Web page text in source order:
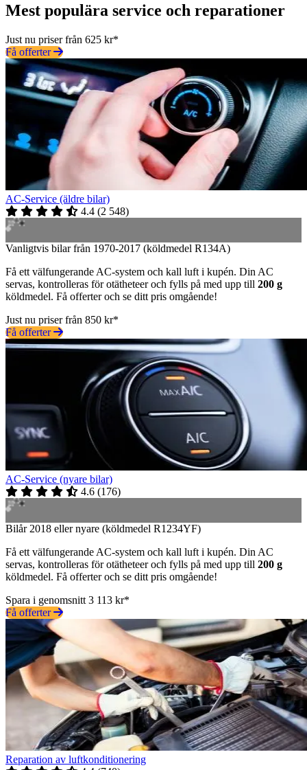
Mest populära service och reparationer
Just nu priser från 625 kr*
Få offerter
AC-Service (äldre bilar)
4.4 (2 548)
Vanligtvis bilar från 1970-2017 (köldmedel R134A)
Få ett välfungerande AC-system och kall luft i kupén. Din AC
servas, kontrolleras för otätheteer och fylls på med upp till 200 g
köldmedel. Få offerter och se ditt pris omgående!
Just nu priser från 850 kr*
Få offerter
AC-Service (nyare bilar)
4.6 (176)
Bilår 2018 eller nyare (köldmedel R1234YF)
Få ett välfungerande AC-system och kall luft i kupén. Din AC
servas, kontrolleras för otätheteer och fylls på med upp till 200 g
köldmedel. Få offerter och se ditt pris omgående!
Spara i genomsnitt 3 113 kr*
Få offerter
Reparation av luftkonditionering